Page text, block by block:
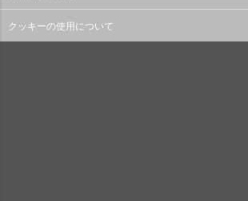
クッキーの使用について